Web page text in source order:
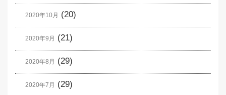
2020年10月 (20)
2020年9月 (21)
2020年8月 (29)
2020年7月 (29)